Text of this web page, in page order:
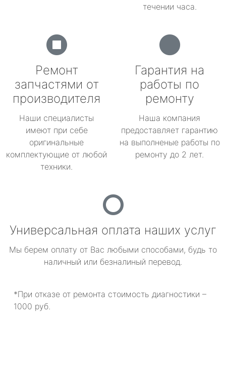
течении часа.
Ремонт
запчастями от
производителя
Наши специалисты
имеют при себе
оригинальные
комплектующие от любой
техники.
Гарантия на
работы по
ремонту
Наша компания
предоставляет гарантию
на выполненые работы по
ремонту до 2 лет.
Универсальная оплата наших услуг
Мы берем оплату от Вас любыми способами, будь то
наличный или безналиный перевод.
*При отказе от ремонта стоимость диагностики –
1000 руб.